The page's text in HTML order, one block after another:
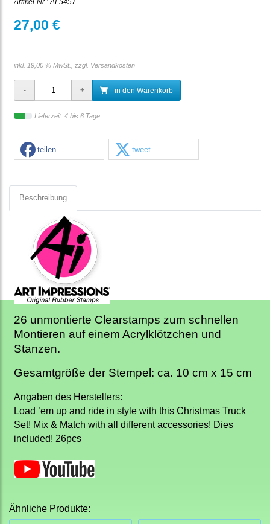
Artikel-Nr.: AI-5457
27,00 €
inkl. 19,00 % MwSt., zzgl. Versandkosten
in den Warenkorb
Lieferzeit: 4 bis 6 Tage
teilen tweet
Beschreibung
26 unmontierte Clearstamps zum schnellen
Montieren auf einem Acrylklötzchen und
Stanzen.
Gesamtgröße der Stempel: ca. 10 cm x 15 cm
Angaben des Herstellers:
Load ’em up and ride in style with this Christmas Truck
Set! Mix & Match with all different accessories! Dies
included! 26pcs
Ähnliche Produkte: